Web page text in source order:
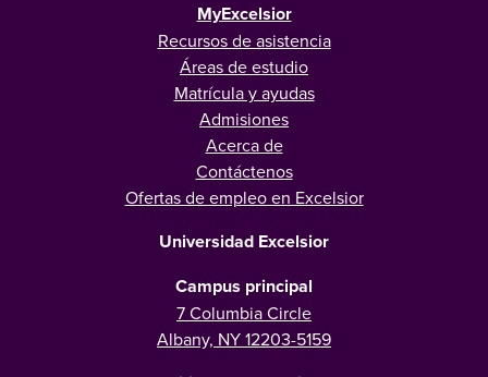
MyExcelsior
Recursos de asistencia
Áreas de estudio
Matrícula y ayudas
Admisiones
Acerca de
Contáctenos
Ofertas de empleo en Excelsior
Universidad Excelsior
Campus principal
7 Columbia Circle
Albany, NY 12203-5159